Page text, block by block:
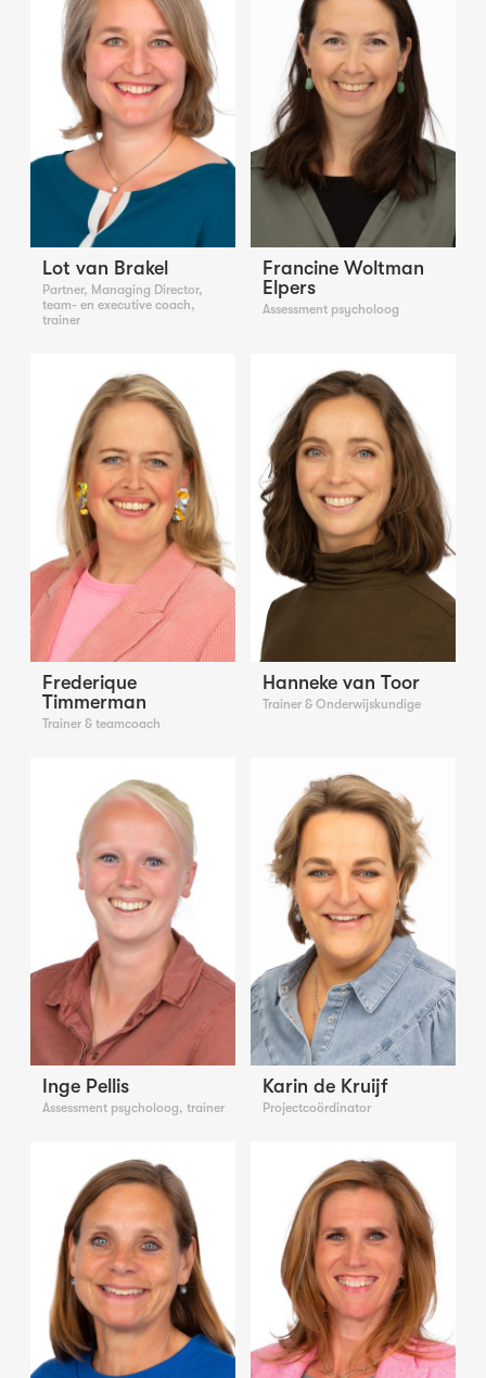
Lot van Brakel
Partner, Managing Director,
team- en executive coach,
trainer
Francine Woltman
Elpers
Assessment psycholoog
Frederique
Timmerman
Trainer & teamcoach
Hanneke van Toor
Trainer & Onderwijskundige
Inge Pellis
Assessment psycholoog, trainer
Karin de Kruijf
Projectcoördinator